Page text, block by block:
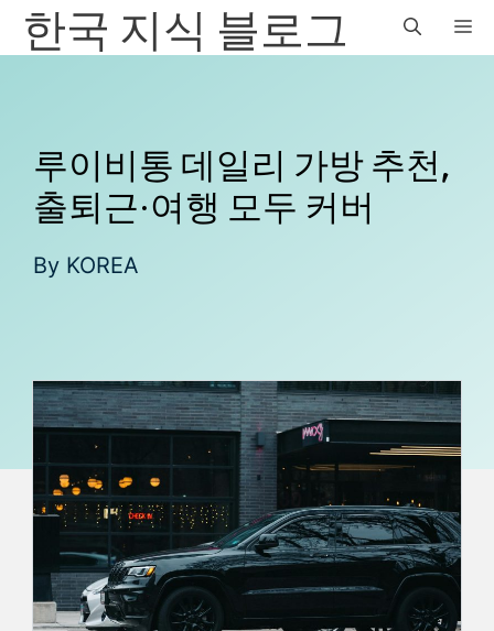
한국 지식 블로그
루이비통 데일리 가방 추천,
출퇴근·여행 모두 커버
By KOREA